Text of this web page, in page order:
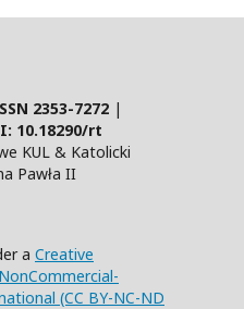
2353-7272 |
10.18290/rt
KUL & Katolicki
Pawła II
a Creative
(CC BY-NC-ND